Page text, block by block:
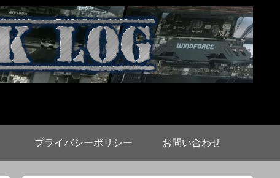
プライバシーポリシー お問い合わせ